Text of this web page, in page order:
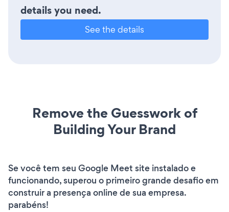
details you need.
See the details
Remove the Guesswork of
Building Your Brand
Se você tem seu Google Meet site instalado e
funcionando, superou o primeiro grande desafio em
construir a presença online de sua empresa.
parabéns!